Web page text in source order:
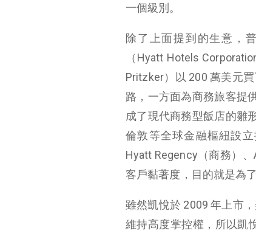
一個級別。
除了上面提到的生意，
（Hyatt Hotels
Pritzker）以 200 萬美元
路，一方面為商務旅客提
成了現代商務型飯店的雛
倫敦等全球金融樞紐設
Hyatt Regency（商務）
客戶黏著度，目的就是為
雖然凱悅於 2009 年上市
維持高度掌控權，所以凱